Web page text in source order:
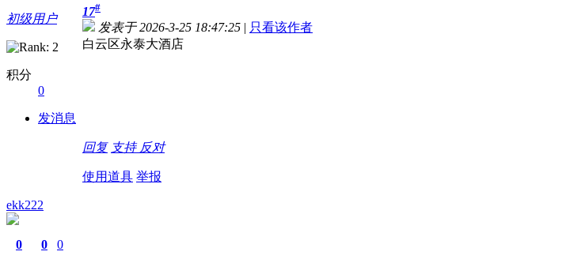
初级用户
积分
0
发消息
17#
发表于 2026-3-25 18:47:25 | 只看该作者
白云区永泰大酒店
回复 支持 反对
使用道具 举报
ekk222
0 0 0